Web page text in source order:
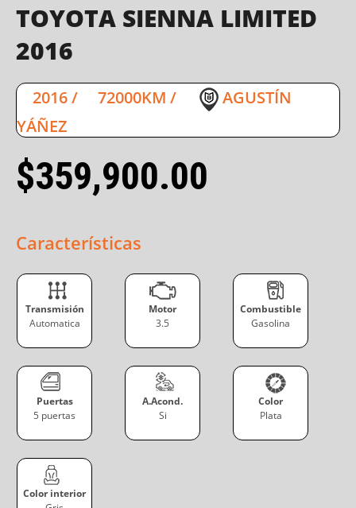
TOYOTA SIENNA LIMITED
2016
2016/ 72000KM /
AGUSTÍN
YÁÑEZ
$359,900.00
Características
Transmisión
Automatica
Motor
3.5
Combustible
Gasolina
Puertas
5 puertas
A.Acond.
Si
Color
Plata
Color interior